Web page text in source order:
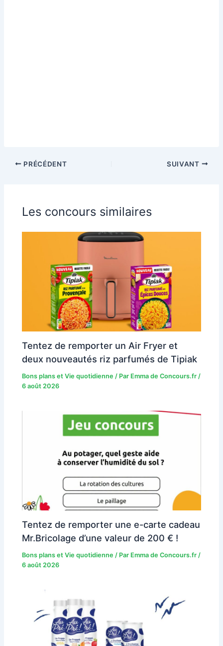
PRÉCÉDENT SUIVANT
Les concours similaires
Tentez de remporter un Air Fryer et
deux nouveautés riz parfumés de Tipiak
Bons plans et Vie quotidienne / Par Emma de Concours.fr /
6 août 2026
Tentez de remporter une e-carte cadeau
Mr.Bricolage d’une valeur de 200 € !
Bons plans et Vie quotidienne / Par Emma de Concours.fr /
6 août 2026